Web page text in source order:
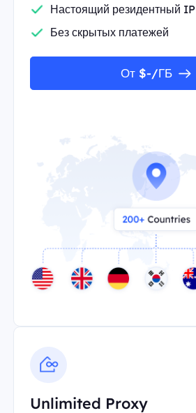
Настоящий резидентный IP
Без скрытых платежей
От $-/ГБ
Unlimited Proxy